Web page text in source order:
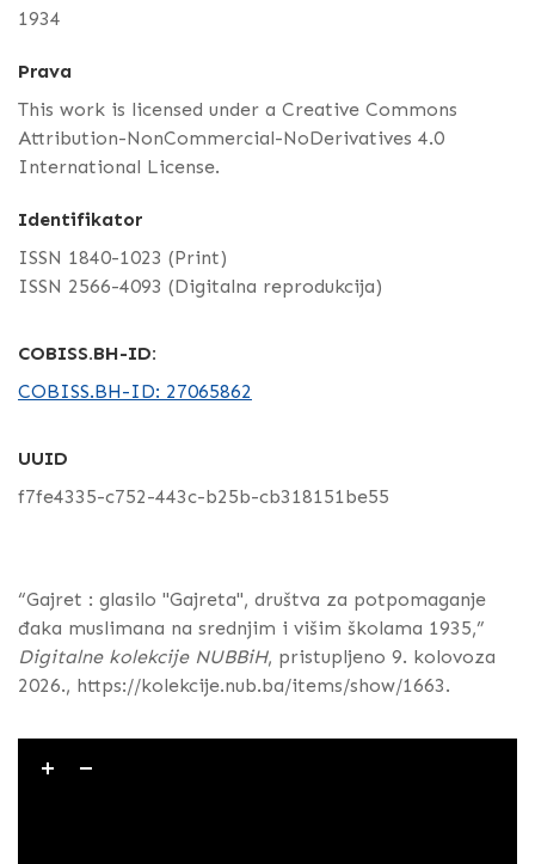
1934
Prava
This work is licensed under a Creative Commons
Attribution-NonCommercial-NoDerivatives 4.0
International License.
Identifikator
ISSN 1840-1023 (Print)
ISSN 2566-4093 (Digitalna reprodukcija)
COBISS.BH-ID:
COBISS.BH-ID: 27065862
UUID
f7fe4335-c752-443c-b25b-cb318151be55
“Gajret : glasilo "Gajreta", društva za potpomaganje
đaka muslimana na srednjim i višim školama 1935,”
Digitalne kolekcije NUBBiH, pristupljeno 9. kolovoza
2026., https://kolekcije.nub.ba/items/show/1663.